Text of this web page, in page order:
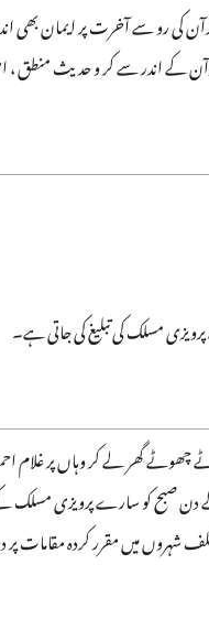
کی رو سے آخرت پر ایمان بھی
کے اندر سے کر و حدیث منطق
مسلک کی تبلیغ کی جاتی ہے۔
گھر لے کر وہاں پر غلام احمد
والے دن صبح کو سارے پرویزی
شہروں میں مقرر کردہ